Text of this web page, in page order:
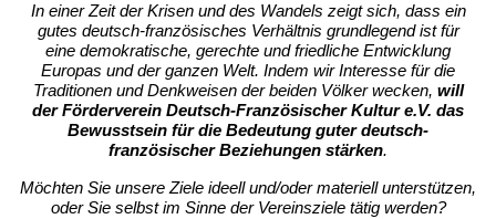
In einer Zeit der Krisen und des Wandels zeigt sich, dass ein
gutes deutsch-französisches Verhältnis grundlegend ist für
eine demokratische, gerechte und friedliche Entwicklung
Europas und der ganzen Welt. Indem wir Interesse für die
Traditionen und Denkweisen der beiden Völker wecken, will
der Förderverein Deutsch-Französischer Kultur e.V. das
Bewusstsein für die Bedeutung guter deutsch-
französischer Beziehungen stärken.
Möchten Sie unsere Ziele ideell und/oder materiell unterstützen,
oder Sie selbst im Sinne der Vereinsziele tätig werden?